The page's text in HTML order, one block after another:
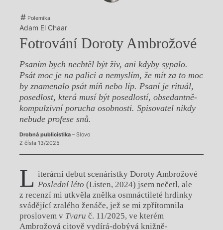
Výroční ceny
Polemika
Adam El Chaar
Fotrování Doroty Ambrožové
Psaním bych nechtěl být živ, ani kdyby sypalo.
Psát moc je na palici a nemyslím, že mít za to moc
by znamenalo psát míň nebo líp. Psaní je rituál,
posedlost, která musí být posedlostí, obsedantně-
kompulzivní porucha osobnosti. Spisovatel nikdy
nebude profese snů.
Drobná publicistika– Slovo
Z čísla 13/2025
L iterární debut scenáristky Doroty Ambrožové
Poslední léto (Listen, 2024) jsem nečetl, ale
z recenzí mi utkvěla znělka osmnáctileté hrdinky
svádějící zralého ženáče, jež se mi zpřítomnila
proslovem v Tvaru č. 11/2025, ve kterém
Ambrožová citově vydírá-dobývá knižně-